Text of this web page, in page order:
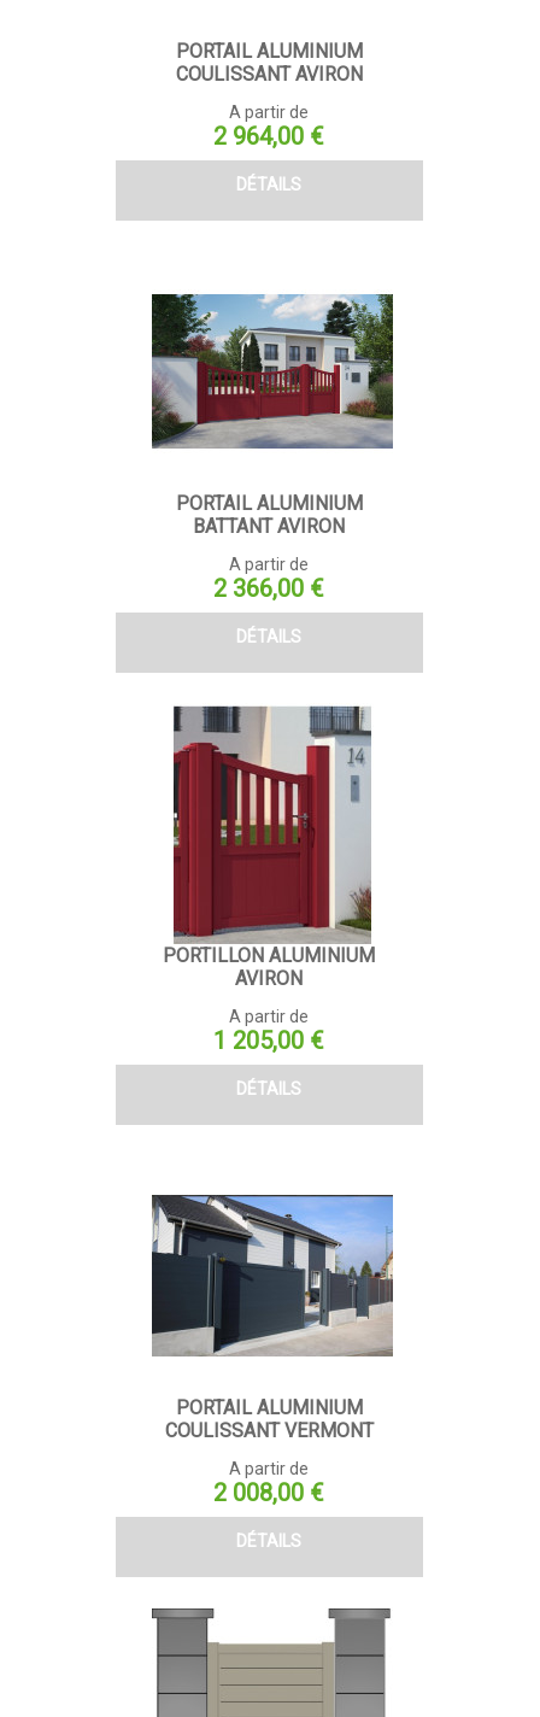
PORTAIL ALUMINIUM
COULISSANT AVIRON
A partir de
Prix
2 964,00 €
DÉTAILS
PORTAIL ALUMINIUM
BATTANT AVIRON
A partir de
Prix
2 366,00 €
DÉTAILS
PORTILLON ALUMINIUM
AVIRON
A partir de
Prix
1 205,00 €
DÉTAILS
PORTAIL ALUMINIUM
COULISSANT VERMONT
A partir de
Prix
2 008,00 €
DÉTAILS